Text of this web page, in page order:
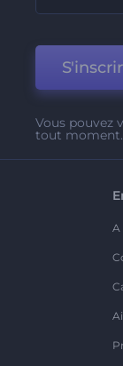
Vous pouvez
tout moment.
A